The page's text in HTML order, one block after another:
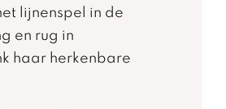
lijnenspel in de
en rug in
haar herkenbare